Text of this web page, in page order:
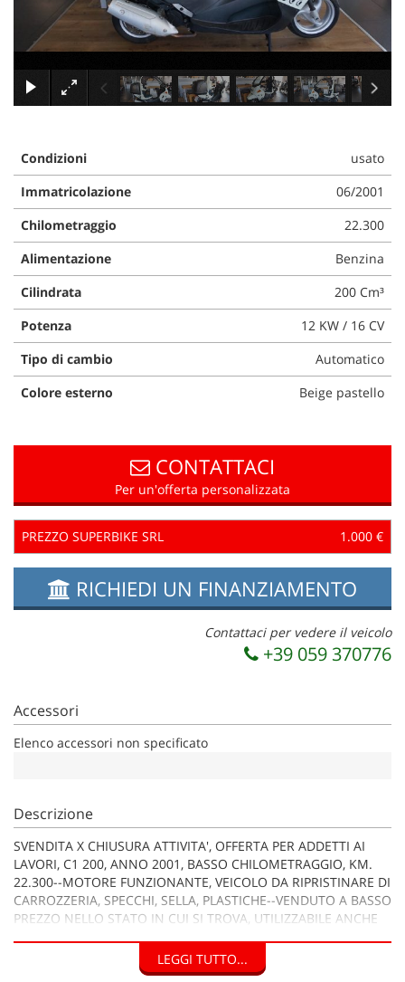
NEWS
AREA COMMERCIANTI
×
Condizioni
usato
Immatricolazione
06/2001
Chilometraggio
22.300
Alimentazione
Benzina
Cilindrata
200 Cm³
Potenza
12 KW / 16 CV
Tipo di cambio
Automatico
Colore esterno
Beige pastello
CONTATTACI
Per un'offerta personalizzata
PREZZO SUPERBIKE SRL 1.000 €
RICHIEDI UN FINANZIAMENTO
Contattaci per vedere il veicolo
+39 059 370776
Accessori
Elenco accessori non specificato
Descrizione
SVENDITA X CHIUSURA ATTIVITA', OFFERTA PER ADDETTI AI
LAVORI, C1 200, ANNO 2001, BASSO CHILOMETRAGGIO, KM.
22.300--MOTORE FUNZIONANTE, VEICOLO DA RIPRISTINARE DI
CARROZZERIA, SPECCHI, SELLA, PLASTICHE--VENDUTO A BASSO
PREZZO NELLO STATO IN CUI SI TROVA, UTILIZZABILE ANCHE
PRENDERNE VISIONE--PREZZO NON TRATTABILE, VERA
OCCASIONE, COMPRESO NEL PREZZO VIENE FORNITO
LEGGI TUTTO...
tracciamento
adottiamo
offrire
le
svolgere
le
attività
di
seguito
descritte.
Per
ottenere
maggiori
informazioni
sull'utilità
e
sul
funzionamento
di
alla
cookie
policy.
Puoi
rivedere
in
qualsiasi
momento.
Cookie necessari
Cookie delle preferenze